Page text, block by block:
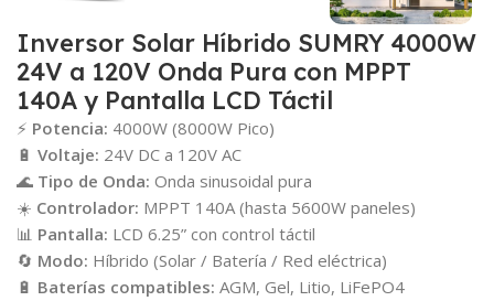
Inversor Solar Híbrido SUMRY 4000W
24V a 120V Onda Pura con MPPT
140A y Pantalla LCD Táctil
⚡ Potencia: 4000W (8000W Pico)
🔋 Voltaje: 24V DC a 120V AC
🌊 Tipo de Onda: Onda sinusoidal pura
☀️ Controlador: MPPT 140A (hasta 5600W paneles)
📊 Pantalla: LCD 6.25” con control táctil
🔄 Modo: Híbrido (Solar / Batería / Red eléctrica)
🔋 Baterías compatibles: AGM, Gel, Litio, LiFePO4